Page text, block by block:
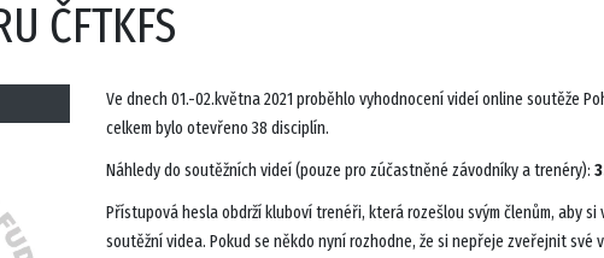
ČFTKFS
Ve dnech 01.-02.května 2021 proběhlo vyhodnocení videí online soutěže
celkem bylo otevřeno 38 disciplín.
Náhledy do soutěžních videí (pouze pro zúčastněné závodníky a trenéry):
Přístupová hesla obdrží kluboví trenéři, která rozešlou svým členům, aby
soutěžní videa. Pokud se někdo nyní rozhodne, že si nepřeje zveřejnit své